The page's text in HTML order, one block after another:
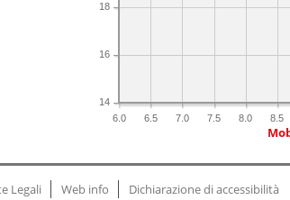
6.0 6.5 7.0 7.5 8.0 8.5
14
16
18
Legali Web info Dichiarazione di accessibilità